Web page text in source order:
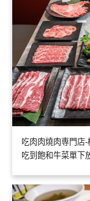
吃肉肉燒肉専門店
吃到飽和牛菜單下